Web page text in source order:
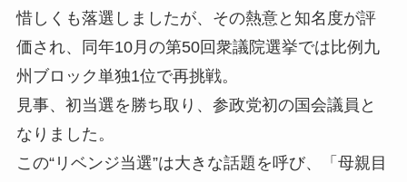
惜しくも落選しましたが、その熱意と知名度が評
価され、同年10月の第50回衆議院選挙では比例九
州ブロック単独1位で再挑戦。
見事、初当選を勝ち取り、参政党初の国会議員と
なりました。
この“リベンジ当選”は大きな話題を呼び、「母親目